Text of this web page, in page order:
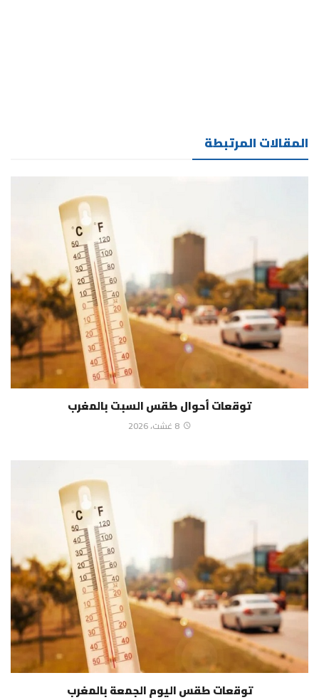
المقالات المرتبطة
توقعات أحوال طقس السبت بالمغرب
8 غشت، 2026
توقعات طقس اليوم الجمعة بالمغرب